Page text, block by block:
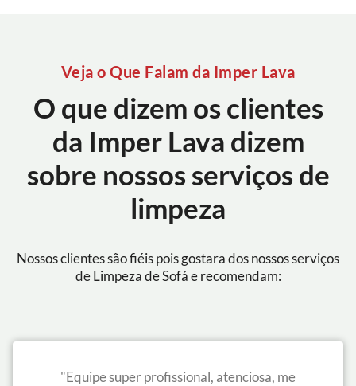
Veja o Que Falam da Imper Lava
O que dizem os clientes
da Imper Lava dizem
sobre nossos serviços de
limpeza
Nossos clientes são fiéis pois gostara dos nossos serviços
de Limpeza de Sofá e recomendam:
"Equipe super profissional, atenciosa, me